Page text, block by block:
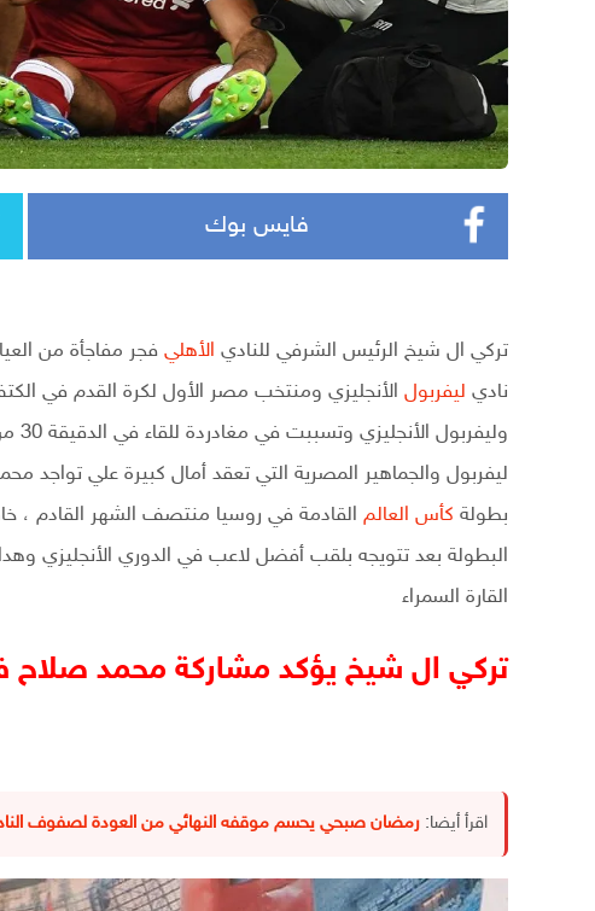
فايس بوك
تركي ال شيخ الرئيس الشرفي للنادي الأهلي فجر مفاجأة من
نادي ليفربول الأنجليزي ومنتخب مصر الأول لكرة القدم في
ليفربول والجماهير المصرية التي تعقد أمال كبيرة علي
بطولة كأس العالم القادمة في روسيا منتصف الشهر القادم ،
البطولة بعد تتويجه بلقب أفضل لاعب في الدوري الأنجليزي
القارة السمراء
تركي ال شيخ يؤكد مشاركة محمد
اقرأ أيضا: رمضان صبحي يحسم موقفه النهائي من العودة لصفوف